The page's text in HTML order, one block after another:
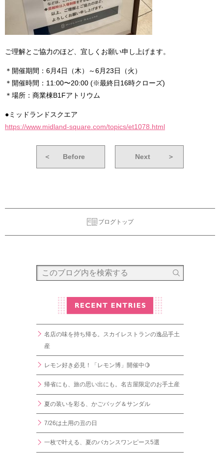
ご理解とご協力のほど、宜しくお願い申し上げます。
＊開催期間：6月4日（木）～6月23日（火）
＊開催時間：11:00〜20:00 (※最終日16時クローズ)
＊場所：商業棟B1Fアトリウム
●ミッドランドスクエア
https://www.midland-square.com/topics/et1078.html
＜ Before Next ＞
ブログトップ
名店の味を持ち帰る。スカイレストランの逸品手土
産
レモン好き必見！「レモン博」開催中🍋
帰省にも、旅の思い出にも。名古屋限定のお手土産
夏の装いを彩る、かごバッグ＆サンダル
7/26は土用の丑の日
一枚で叶える、夏のバカンスワンピース5選